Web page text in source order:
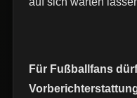
Für Fußballfans